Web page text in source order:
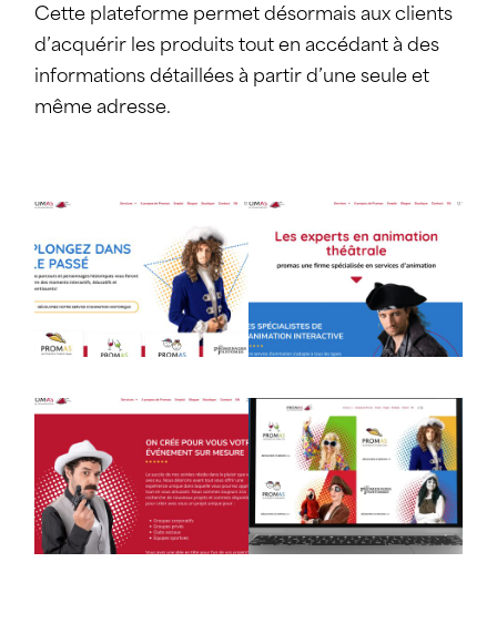
Cette plateforme permet désormais aux clients
d’acquérir les produits tout en accédant à des
informations détaillées à partir d’une seule et
même adresse.